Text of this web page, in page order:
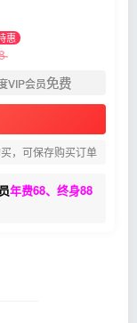
惠
VIP会员免费
，可保存购买订单
年费68、终身88